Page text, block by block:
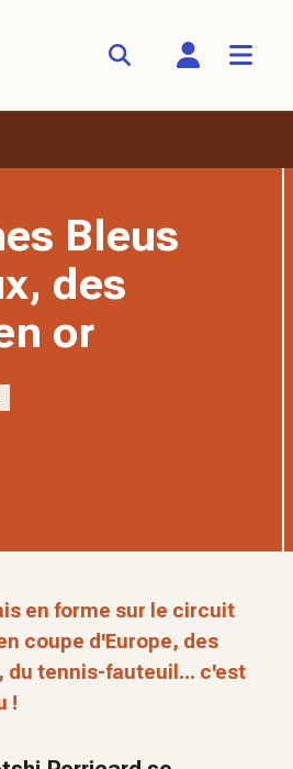
Bleus
des
or
en forme sur le circuit
coupe d'Europe, des
du tennis-fauteuil... c'est
!